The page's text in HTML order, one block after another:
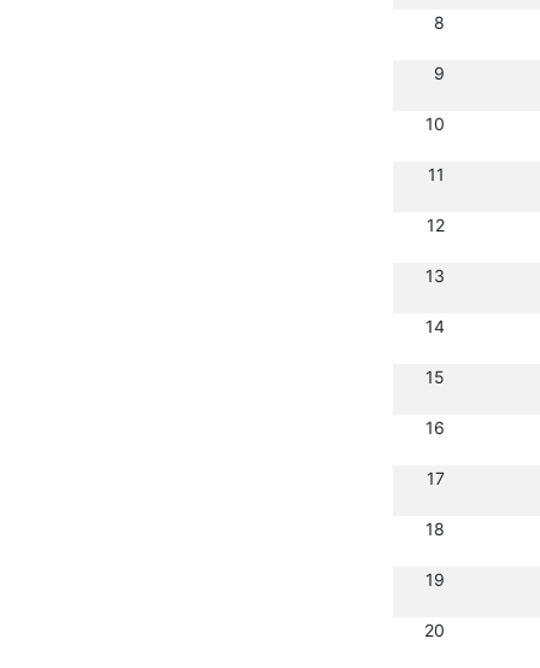
8
9
10
11
12
13
14
15
16
17
18
19
20